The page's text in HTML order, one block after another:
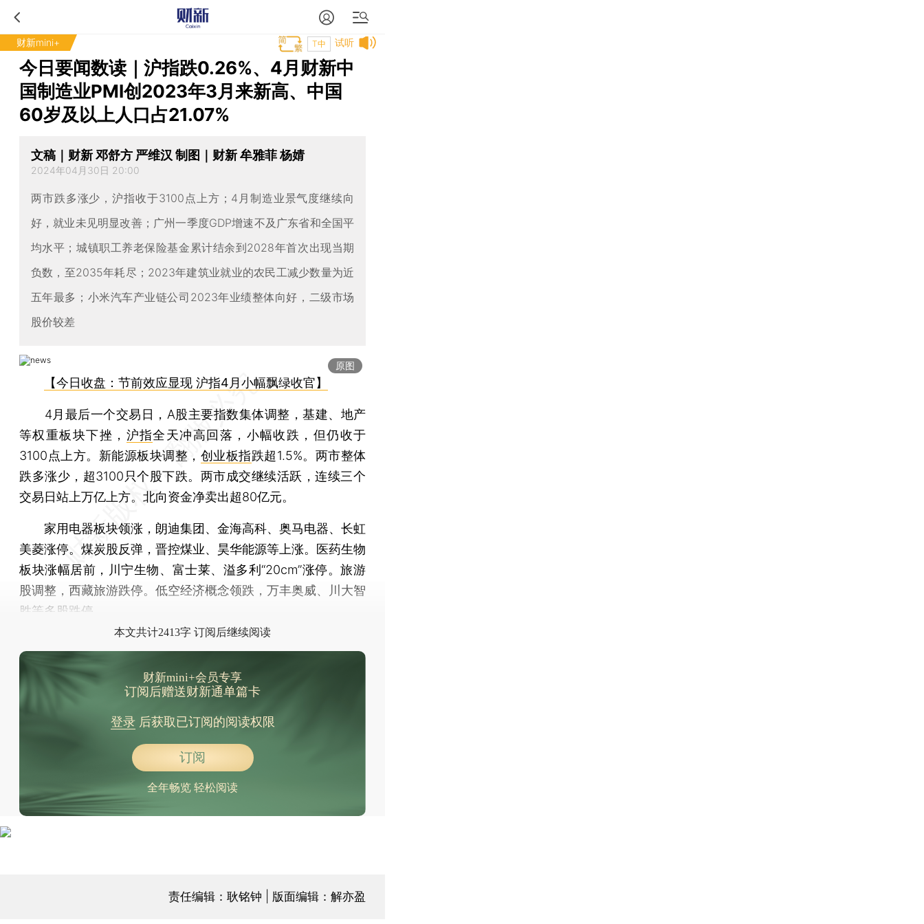
财新mini+ 试听
T中
今日要闻数读｜沪指跌0.26%、4月财新中
国制造业PMI创2023年3月来新高、中国
60岁及以上人口占21.07%
文稿｜财新 邓舒方 严维汉 制图｜财新 牟雅菲 杨婧
2024年04月30日 20:00
两市跌多涨少，沪指收于3100点上方；4月制造业景气度继续向
好，就业未见明显改善；广州一季度GDP增速不及广东省和全国平
均水平；城镇职工养老保险基金累计结余到2028年首次出现当期
负数，至2035年耗尽；2023年建筑业就业的农民工减少数量为近
五年最多；小米汽车产业链公司2023年业绩整体向好，二级市场
股价较差
原图
【今日收盘：节前效应显现 沪指4月小幅飘绿收官】
4月最后一个交易日，A股主要指数集体调整，基建、地产
等权重板块下挫， 沪指全天冲高回落，小幅收跌，但仍收于
3100点上方。新能源板块调整， 创业板指跌超1.5%。两市整体
跌多涨少，超3100只个股下跌。两市成交继续活跃，连续三个
交易日站上万亿上方。北向资金净卖出超80亿元。
家用电器板块领涨，朗迪集团、金海高科、奥马电器、长虹
美菱涨停。煤炭股反弹，晋控煤业、昊华能源等上涨。医药生物
板块涨幅居前，川宁生物、富士莱、溢多利“20cm”涨停。旅游
股调整，西藏旅游跌停。低空经济概念领跌，万丰奥威、川大智
胜等多股跌停。
本文共计2413字 订阅后继续阅读
财新mini+会员专享
订阅后赠送财新通单篇卡
登录后获取已订阅的阅读权限
订阅
全年畅览 轻松阅读
责任编辑：耿铭钟 | 版面编辑：解亦盈